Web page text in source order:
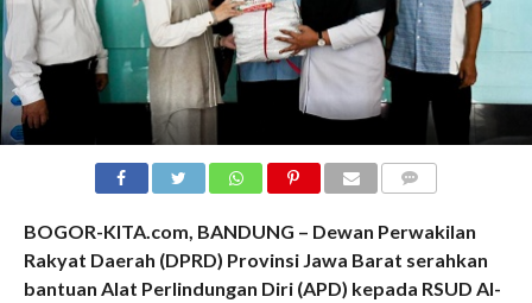
BOGOR-KITA.com, BANDUNG – Dewan Perwakilan
Rakyat Daerah (DPRD) Provinsi Jawa Barat serahkan
bantuan Alat Perlindungan Diri (APD) kepada RSUD Al-